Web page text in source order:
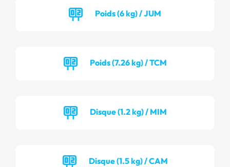
Poids (6 kg) / JUM
Poids (7.26 kg) / TCM
Disque (1.2 kg) / MIM
Disque (1.5 kg) / CAM